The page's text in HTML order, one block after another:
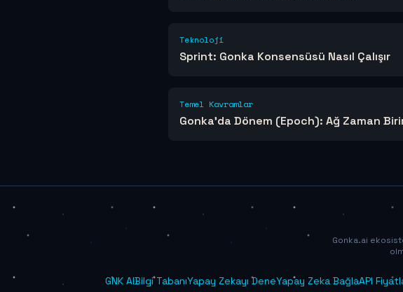
Teknoloji
Sprint: Gonka Konsensüsü Nasıl Çalışır
Temel Kavramlar
Gonka'da Dönem (Epoch): Ağ Zaman
Gonka.ai
GNK AlBilgi TabanıYapay Zekayı DeneYapay Zeka BağlaAPI